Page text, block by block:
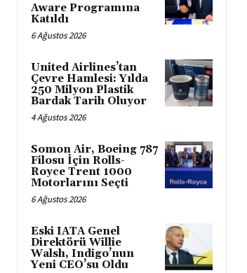
Aware Programına
Katıldı
6 Ağustos 2026
United Airlines’tan
Çevre Hamlesi: Yılda
250 Milyon Plastik
Bardak Tarih Oluyor
4 Ağustos 2026
Somon Air, Boeing 787
Filosu İçin Rolls-
Royce Trent 1000
Motorlarını Seçti
6 Ağustos 2026
Eski IATA Genel
Direktörü Willie
Walsh, Indigo’nun
Yeni CEO’su Oldu